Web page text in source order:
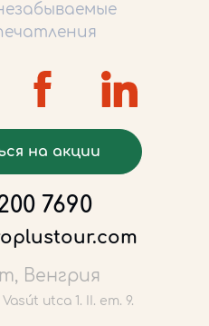
на акции
7690
Венгрия
utca 1. II. em. 9.